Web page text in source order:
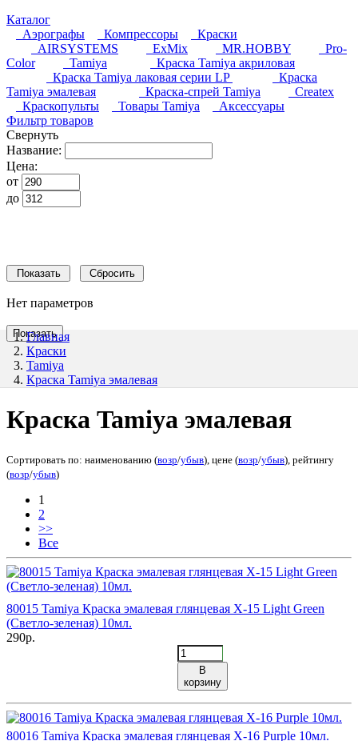
Каталог
Аэрографы
Компрессоры
Краски
AIRSYSTEMS
ExMix MR.HOBBY
Pro-
Color
Tamiya
Краска Tamiya акриловая
Краска Tamiya лаковая серии LP
Краска
Tamiya эмалевая
Краска-спрей Tamiya
Createx
Краскопульты
Товары Tamiya
Аксессуары
Фильтр товаров
Свернуть
Название:
Цена:
от
до
Нет параметров
Главная
Краски
Tamiya
Краска Tamiya эмалевая
Краска Tamiya эмалевая
Сортировать по: наименованию (возр/убыв), цене (возр/убыв), рейтингу
(возр/убыв)
1
2
>>
Все
80015 Tamiya Краска эмалевая глянцевая X-15 Light Green
(Cветло-зеленая) 10мл.
290р.
В
корзину
80016 Tamiya Краска эмалевая глянцевая X-16 Purple 10мл.